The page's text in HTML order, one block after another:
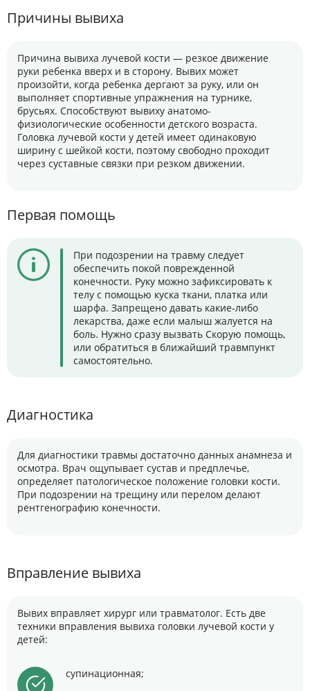
Причины вывиха
Причина вывиха лучевой кости — резкое движение
руки ребенка вверх и в сторону. Вывих может
произойти, когда ребенка дергают за руку, или он
выполняет спортивные упражнения на турнике,
брусьях. Способствуют вывиху анатомо-
физиологические особенности детского возраста.
Головка лучевой кости у детей имеет одинаковую
ширину с шейкой кости, поэтому свободно проходит
через суставные связки при резком движении.
Первая помощь
При подозрении на травму следует
обеспечить покой поврежденной
конечности. Руку можно зафиксировать к
телу с помощью куска ткани, платка или
шарфа. Запрещено давать какие-либо
лекарства, даже если малыш жалуется на
боль. Нужно сразу вызвать Скорую помощь,
или обратиться в ближайший травмпункт
самостоятельно.
Диагностика
Для диагностики травмы достаточно данных анамнеза и
осмотра. Врач ощупывает сустав и предплечье,
определяет патологическое положение головки кости.
При подозрении на трещину или перелом делают
рентгенографию конечности.
Вправление вывиха
Вывих вправляет хирург или травматолог. Есть две
техники вправления вывиха головки лучевой кости у
детей:
супинационная;